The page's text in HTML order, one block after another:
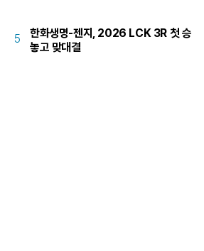
5
한화생명-젠지, 2026 LCK 3R 첫 승
놓고 맞대결